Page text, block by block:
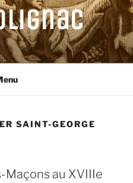
SAINT-GEORGE
Maçons au XVIIIe